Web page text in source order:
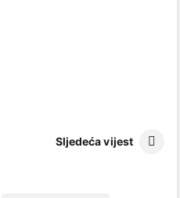
Sljedeća vijest